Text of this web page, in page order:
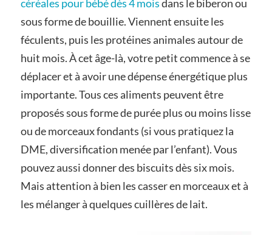
céréales pour bébé dès 4 moisdans le biberon ou
sous forme de bouillie. Viennent ensuite les
féculents, puis les protéines animales autour de
huit mois. À cet âge-là, votre petit commence à se
déplacer et à avoir une dépense énergétique plus
importante. Tous ces aliments peuvent être
proposés sous forme de purée plus ou moins lisse
ou de morceaux fondants (si vous pratiquez la
DME, diversification menée par l’enfant). Vous
pouvez aussi donner des biscuits dès six mois.
Mais attention à bien les casser en morceaux et à
les mélanger à quelques cuillères de lait.